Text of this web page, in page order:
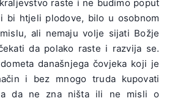
raste i ne budimo poput
bi htjeli plodove, bilo u osobnom
ali nemaju volje sijati Božje
da polako raste i razvija se.
današnjega čovjeka koji je
i bez mnogo truda kupovati
a da ne zna ništa ili ne misli o